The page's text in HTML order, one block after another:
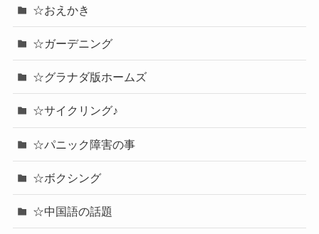
☆おえかき
☆ガーデニング
☆グラナダ版ホームズ
☆サイクリング♪
☆パニック障害の事
☆ボクシング
☆中国語の話題